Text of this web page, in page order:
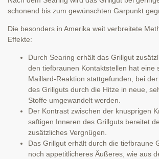
schonend bis zum gewünschten Garpunkt
Die besonders in Amerika weit verbreitete
Effekte:
Durch Searing erhält das Grillgut
den tiefbraunen Kontaktstellen hat eine
Maillard-Reaktion stattgefunden, bei
des Grillguts durch die Hitze in neue,
Stoffe umgewandelt werden.
Der Kontrast zwischen der knusprigen
saftigen Inneren des Grillguts bereitet
zusätzliches Vergnügen.
Das Grillgut erhält durch die tiefbraune
noch appetitlicheres Äußeres, wie aus